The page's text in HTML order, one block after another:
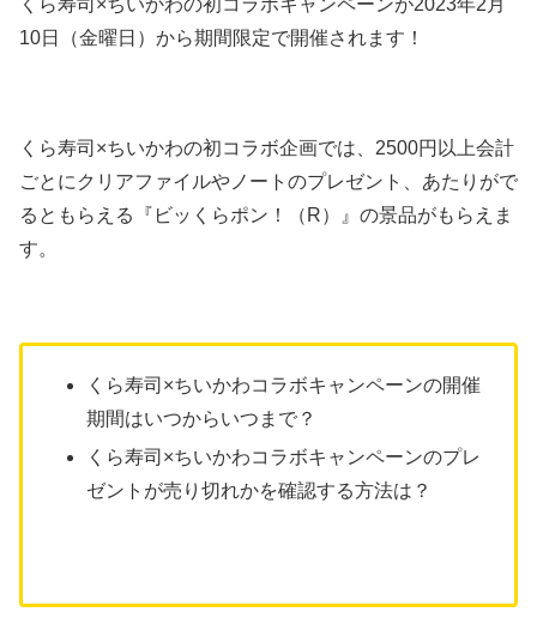
くら寿司×ちいかわの初コラボキャンペーンが2023年2月
10日（金曜日）から期間限定で開催されます！
くら寿司×ちいかわの初コラボ企画では、2500円以上会計
ごとにクリアファイルやノートのプレゼント、あたりがで
るともらえる『ビッくらポン！（R）』の景品がもらえま
す。
くら寿司×ちいかわコラボキャンペーンの開催
期間はいつからいつまで？
くら寿司×ちいかわコラボキャンペーンのプレ
ゼントが売り切れかを確認する方法は？